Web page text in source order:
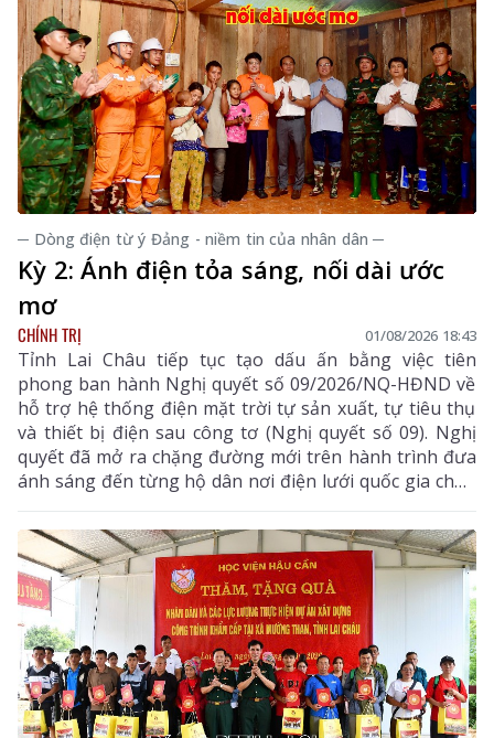
─ Dòng điện từ ý Đảng - niềm tin của nhân dân ─
Kỳ 2: Ánh điện tỏa sáng, nối dài ước
mơ
CHÍNH TRỊ 01/08/2026 18:43
Tỉnh Lai Châu tiếp tục tạo dấu ấn bằng việc tiên
phong ban hành Nghị quyết số 09/2026/NQ-HĐND về
hỗ trợ hệ thống điện mặt trời tự sản xuất, tự tiêu thụ
và thiết bị điện sau công tơ (Nghị quyết số 09). Nghị
quyết đã mở ra chặng đường mới trên hành trình đưa
ánh sáng đến từng hộ dân nơi điện lưới quốc gia chưa
thể vươn tới.